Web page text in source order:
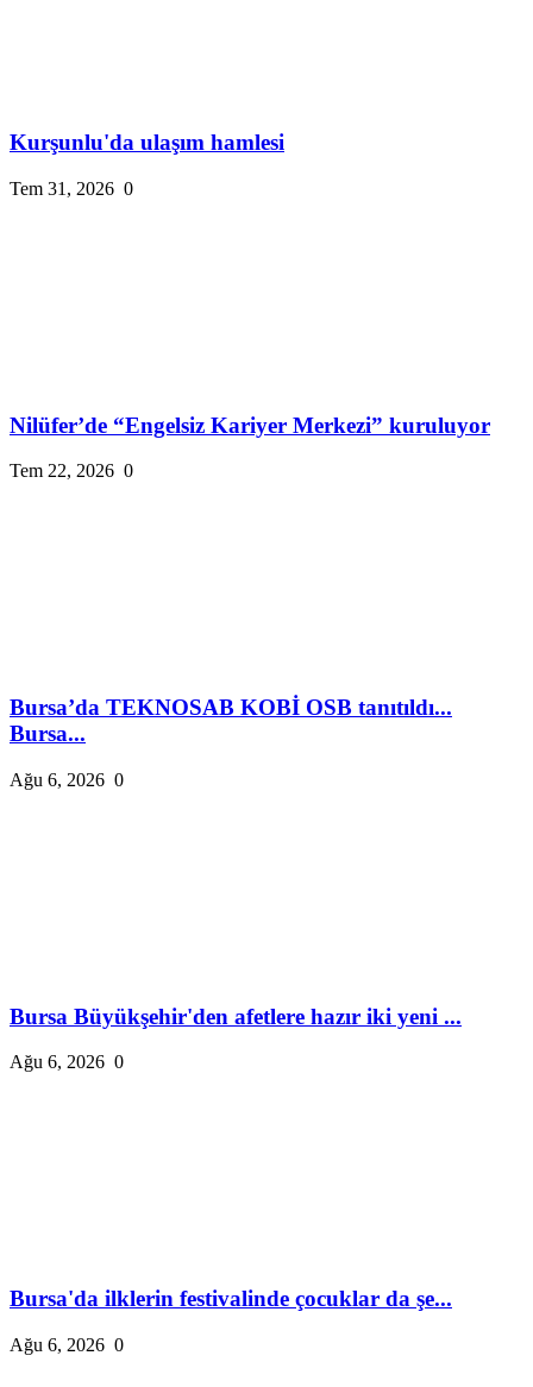
Kurşunlu'da ulaşım hamlesi
Tem 31, 2026 0
Nilüfer’de “Engelsiz Kariyer Merkezi” kuruluyor
Tem 22, 2026 0
Bursa’da TEKNOSAB KOBİ OSB tanıtıldı...
Bursa...
Ağu 6, 2026 0
Bursa Büyükşehir'den afetlere hazır iki yeni ...
Ağu 6, 2026 0
Bursa'da ilklerin festivalinde çocuklar da şe...
Ağu 6, 2026 0